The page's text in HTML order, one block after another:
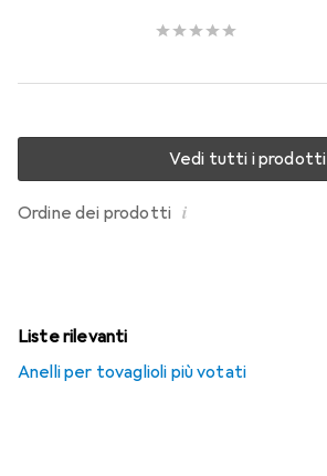
Ordine dei prodotti i
Vedi tutti i prodotti
Liste rilevanti
Anelli per tovaglioli più votati